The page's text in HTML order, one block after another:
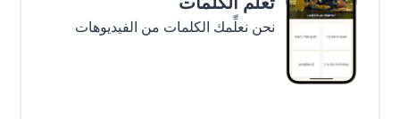
نحن نعلِّمك الكلمات من الفيديوهات